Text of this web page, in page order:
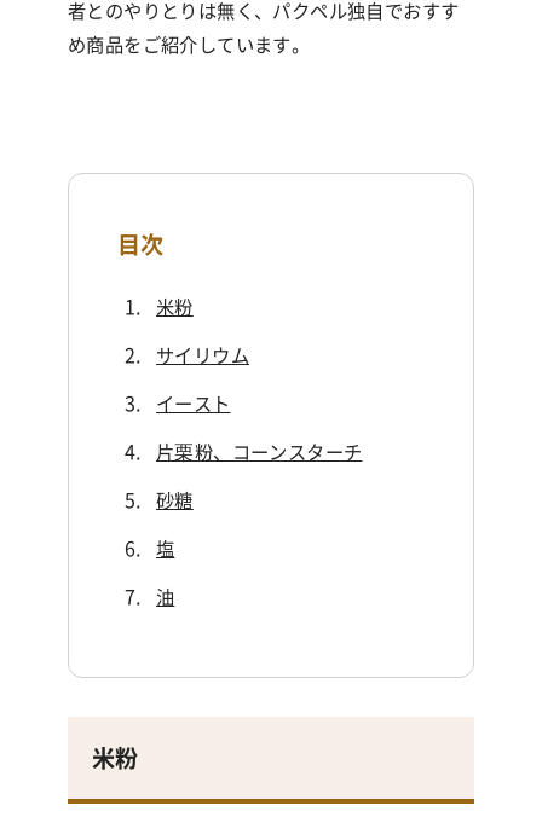
者とのやりとりは無く、パクペル独自でおすす
め商品をご紹介しています。
目次
米粉
サイリウム
イースト
片栗粉、コーンスターチ
砂糖
塩
油
米粉